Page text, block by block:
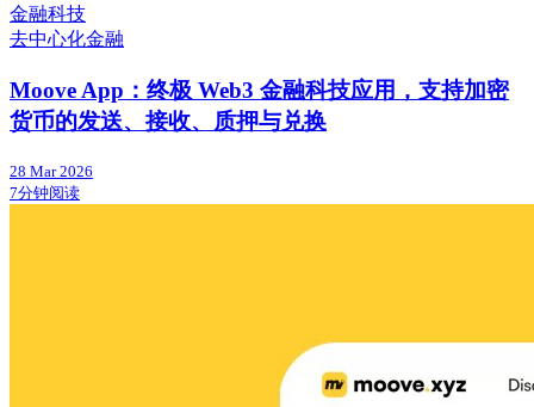
金融科技
去中心化金融
Moove App：终极 Web3 金融科技应用，支持加密
货币的发送、接收、质押与兑换
28 Mar 2026
7分钟阅读